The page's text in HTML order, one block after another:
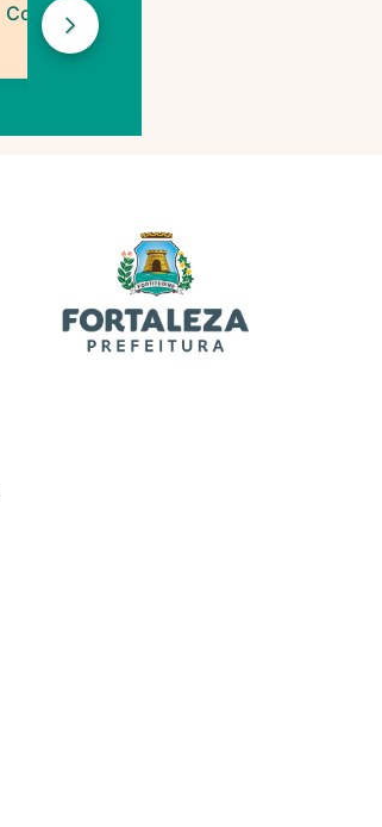
Contatos de Protocolo
da PMF